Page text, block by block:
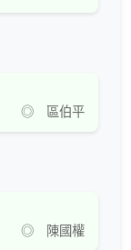
◎ 區伯平
◎ 陳國權